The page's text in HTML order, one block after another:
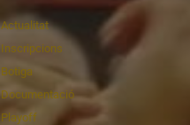
Actualitat
Inscripcions
Botiga
Documentació
Playoff